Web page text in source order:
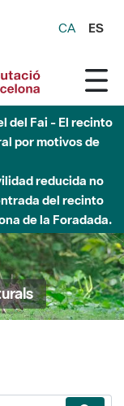
CA ES
del Fai - El recinto
por motivos de
reducida no
del recinto
de la Foradada.